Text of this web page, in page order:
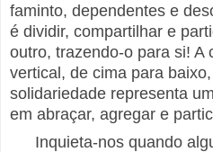
faminto, dependentes e
é dividir, compartilhar e
outro, trazendo-o para si! A
vertical, de cima para
solidariedade representa
em abraçar, agregar e
Inquieta-nos quando